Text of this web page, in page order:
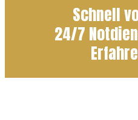
Schnell
24/7